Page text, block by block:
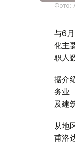
Фото:
与6
化主
职人
据介
务业
及建
从地
甫洛